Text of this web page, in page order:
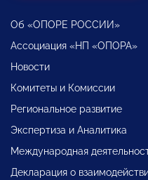
Об «ОПОРЕ РОССИИ»
Ассоциация «НП «ОПОРА»
Новости
Комитеты и Комиссии
Региональное развитие
Экспертиза и Аналитика
Международная
Декларация о